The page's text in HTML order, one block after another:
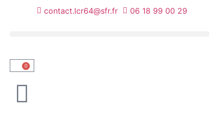
contact.lcr64@sfr.fr 06 18 99 00 29
0